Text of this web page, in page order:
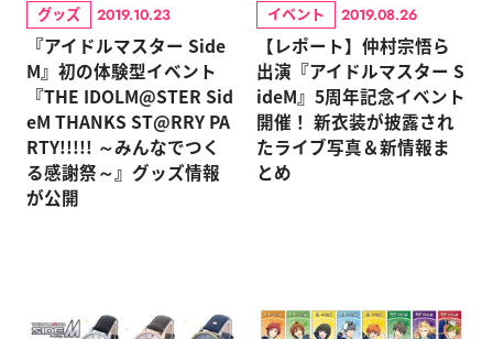
グッズ 2019.10.23
『アイドルマスター Side
M』初の体験型イベント
『THE IDOLM@STER Sid
eM THANKS ST@RRY PA
RTY!!!!! ～みんなでつく
る感謝祭～』グッズ情報
が公開
イベント 2019.08.26
【レポート】仲村宗悟ら
出演『アイドルマスター S
ideM』5周年記念イベント
開催！ 新衣装が披露され
たライブ写真＆新情報ま
とめ